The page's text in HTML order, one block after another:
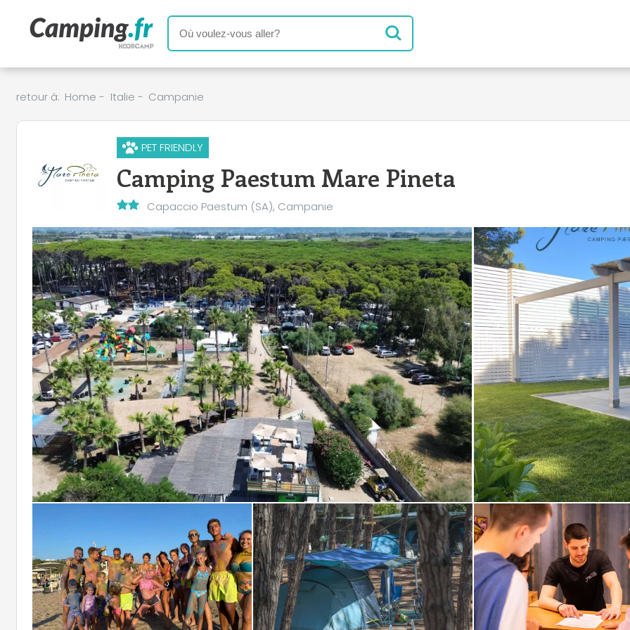
retour à: Home - Italie - Campanie
PET FRIENDLY
Camping Paestum Mare Pineta
Capaccio Paestum (SA), Campanie